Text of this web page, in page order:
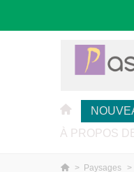
À PROPOS
> Paysages >